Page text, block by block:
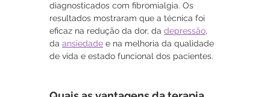
diagnosticados com fibromialgia. Os
resultados mostraram que a técnica foi
eficaz na redução da dor, da depressão,
da ansiedade e na melhoria da qualidade
de vida e estado funcional dos pacientes.